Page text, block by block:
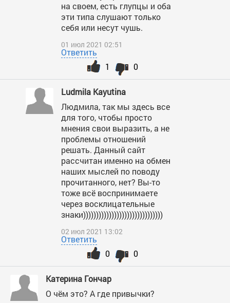
на своем, есть глупцы и оба
эти типа слушают только
себя или несут чушь.
01 июл 2021 02:51
Ответить
0
1
Ludmila Kayutina
Людмила, так мы здесь все
для того, чтобы просто
мнения свои выразить, а не
проблемы отношений
решать. Данный сайт
рассчитан именно на обмен
наших мыслей по поводу
прочитанного, нет? Вы-то
тоже всё воспринимаете
через восклицательные
знаки)))))))))))))))))))))))))))))))
02 июл 2021 13:02
Ответить
0
0
Катерина Гончар
О чём это? А где привычки?